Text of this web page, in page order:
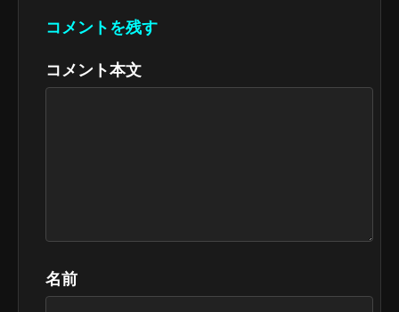
コメントを残す
コメント本文
名前